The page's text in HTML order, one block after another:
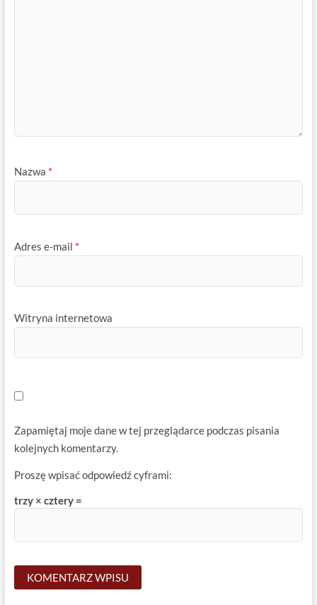
Nazwa *
Adres e-mail *
Witryna internetowa
Zapamiętaj moje dane w tej przeglądarce podczas pisania
kolejnych komentarzy.
Proszę wpisać odpowiedź cyframi:
trzy × cztery =